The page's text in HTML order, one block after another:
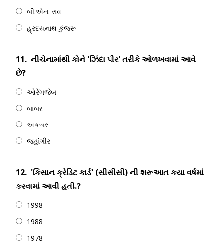
બી.એન. રાવ
હ્રદયનાથ કુંજરૂ
11. નીચેનામાંથી કોને 'ઝિંદા પીર' તરીકે ઓળખવામાં આવે
છે?
ઓરેંગજેબ
બાબર
અકબર
જહાંગીર
12. 'કિસાન ક્રેડિટ કાર્ડ' (સીસીસી) ની શરૂઆત કયા વર્ષમાં
કરવામાં આવી હતી.?
1998
1988
1978